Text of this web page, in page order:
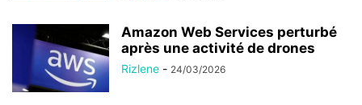
Amazon Web Services perturbé
après une activité de drones
Rizlene - 24/03/2026